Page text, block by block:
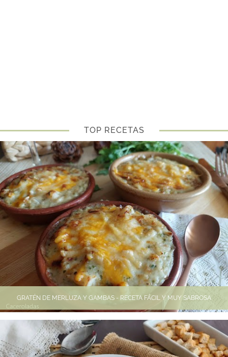
TOP RECETAS
GRATÉN DE MERLUZA Y GAMBAS - RECETA FÁCIL Y MUY SABROSA